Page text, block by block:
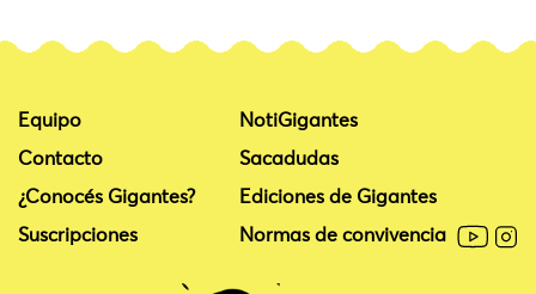
Equipo
Contacto
¿Conocés Gigantes?
Suscripciones
NotiGigantes
Sacadudas
Ediciones de Gigantes
Normas de convivencia